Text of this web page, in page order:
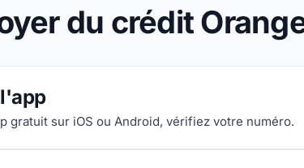
du crédit
gratuit sur iOS ou Android, vérifiez votre numéro.